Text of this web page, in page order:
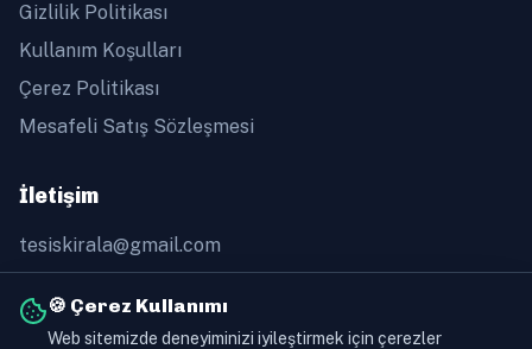
🍪 Çerez Kullanımı
Web sitemizde deneyiminizi iyileştirmek için çerezler
Gizlilik Politikası
Kullanım Koşulları
Çerez Politikası
Mesafeli Satış Sözleşmesi
İletişim
tesiskirala@gmail.com